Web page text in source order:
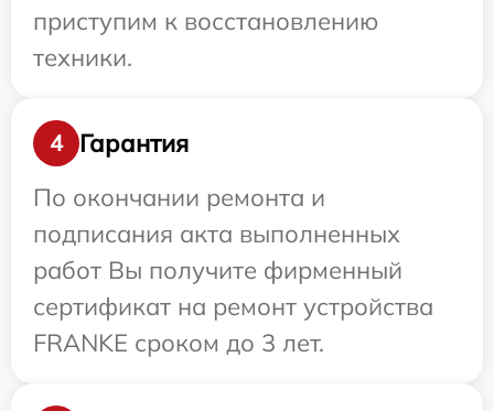
приступим к восстановлению
техники.
4
Гарантия
По окончании ремонта и
подписания акта выполненных
работ Вы получите фирменный
сертификат на ремонт устройства
FRANKE сроком до 3 лет.